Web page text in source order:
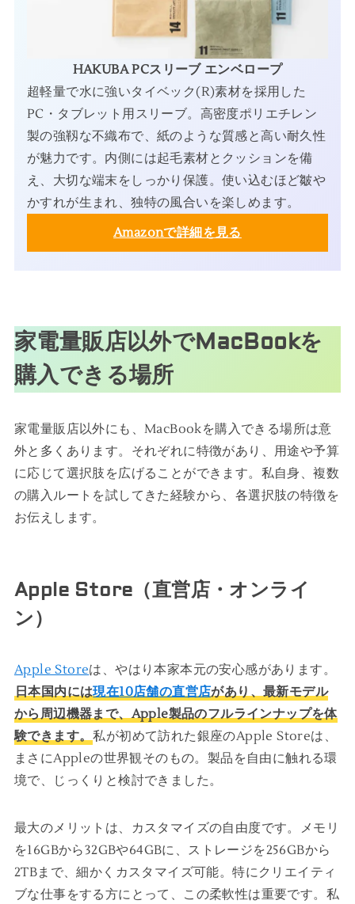
HAKUBA PCスリーブ エンベロープ
超軽量で水に強いタイベック(R)素材を採用した
PC・タブレット用スリーブ。高密度ポリエチレン
製の強靱な不織布で、紙のような質感と高い耐久性
が魅力です。内側には起毛素材とクッションを備
え、大切な端末をしっかり保護。使い込むほど皺や
かすれが生まれ、独特の風合いを楽しめます。
Amazonで詳細を見る
家電量販店以外でMacBookを
購入できる場所
家電量販店以外にも、MacBookを購入できる場所は意
外と多くあります。それぞれに特徴があり、用途や予算
に応じて選択肢を広げることができます。私自身、複数
の購入ルートを試してきた経験から、各選択肢の特徴を
お伝えします。
Apple Store（直営店・オンライ
ン）
Apple Storeは、やはり本家本元の安心感があります。
日本国内には現在10店舗の直営店があり、最新モデル
から周辺機器まで、Apple製品のフルラインナップを体
験できます。私が初めて訪れた銀座のApple Storeは、
まさにAppleの世界観そのもの。製品を自由に触れる環
境で、じっくりと検討できました。
最大のメリットは、カスタマイズの自由度です。メモリ
を16GBから32GBや64GBに、ストレージを256GBから
2TBまで、細かくカスタマイズ可能。特にクリエイティ
ブな仕事をする方にとって、この柔軟性は重要です。私